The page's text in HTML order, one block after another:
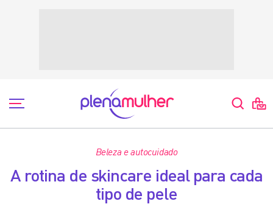
Beleza e autocuidado
A rotina de skincare ideal para cada
tipo de pele